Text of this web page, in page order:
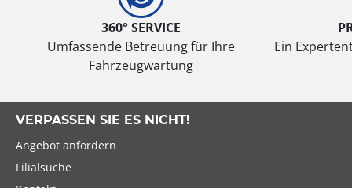
Keine Run-flat (1)
360° SERVICE
Umfassende Betreuung für Ihre
Fahrzeugwartung
Ein
VERPASSEN SIE ES NICHT!
Angebot anfordern
Filialsuche